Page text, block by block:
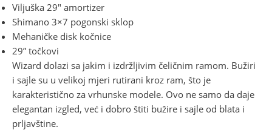
Viljuška 29″ amortizer
Shimano 3×7 pogonski sklop
Mehaničke disk kočnice
29” točkovi
Wizard dolazi sa jakim i izdržljivim čeličnim ramom. Bužiri
i sajle su u velikoj mjeri rutirani kroz ram, što je
karakteristično za vrhunske modele. Ovo ne samo da daje
elegantan izgled, već i dobro štiti bužire i sajle od blata i
prljavštine.